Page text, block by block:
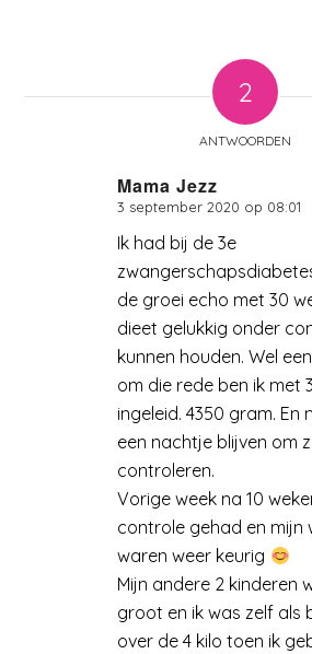
2
ANTWOORDEN
Mama Jezz
zegt:
3 september 2020 op 08:01
Ik had bij de 3e
de groei echo met 30
dieet gelukkig onder
kunnen houden. Wel
om die rede ben ik met
ingeleid. 4350 gram. En
een nachtje blijven om
controleren.
Vorige week na 10
controle gehad en mijn
waren weer keurig
Mijn andere 2 kinderen
groot en ik was zelf als
over de 4 kilo toen ik